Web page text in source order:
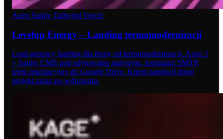
Astro Sanity Tailwind Vercel
Levelup Energy – Landing termomodernizacji
Lead-genowy landing dla firmy od termomodernizacji. Astro 5
+ Sanity CMS pod edytowalne statystyki, formularz SMTP,
lejek rekrutacyjny do Google Drive. Klient zamówił drugi
projekt zaraz po wdrożeniu.